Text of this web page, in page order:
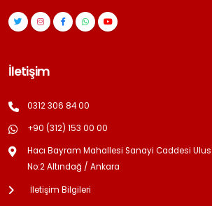
İletişim
0312 306 84 00
+90 (312) 153 00 00
Hacı Bayram Mahallesi Sanayi Caddesi Ulus
No:2 Altındağ / Ankara
İletişim Bilgileri